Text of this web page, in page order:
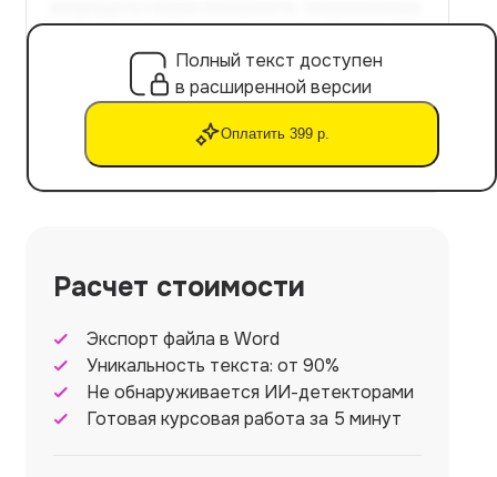
Полный текст доступен
в расширенной версии
Оплатить 399 р.
Расчет стоимости
Экспорт файла в Word
Уникальность текста: от 90%
Не обнаруживается ИИ-детекторами
Готовая курсовая работа за 5 минут